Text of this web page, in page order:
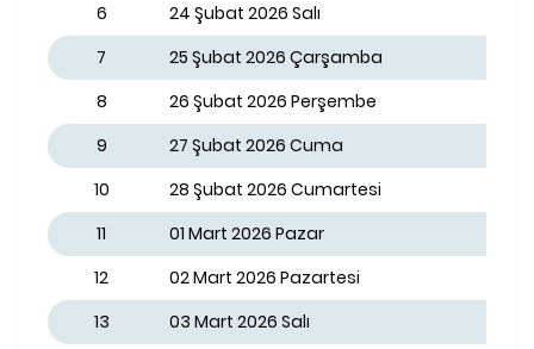
6
24 Şubat 2026 Salı
7
25 Şubat 2026 Çarşamba
8
26 Şubat 2026 Perşembe
9
27 Şubat 2026 Cuma
10
28 Şubat 2026 Cumartesi
11
01 Mart 2026 Pazar
12
02 Mart 2026 Pazartesi
13
03 Mart 2026 Salı